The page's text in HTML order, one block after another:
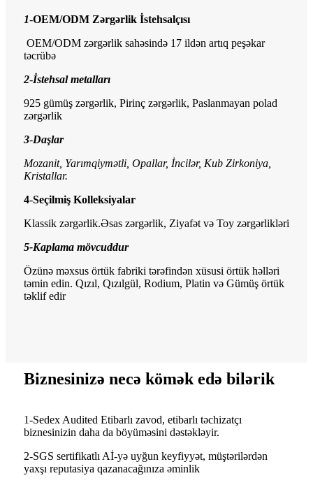
1-OEM/ODM Zərgərlik İstehsalçısı
OEM/ODM zərgərlik sahəsində 17 ildən artıq peşəkar
təcrübə
2-İstehsal metalları
925 gümüş zərgərlik, Pirinç zərgərlik, Paslanmayan polad
zərgərlik
3-Daşlar
Mozanit, Yarımqiymətli, Opallar, İncilər, Kub Zirkoniya,
Kristallar.
4-Seçilmiş Kolleksiyalar
Klassik zərgərlik.Əsas zərgərlik, Ziyafət və Toy zərgərlikləri
5-Kaplama mövcuddur
Özünə məxsus örtük fabriki tərəfindən xüsusi örtük həlləri
təmin edin. Qızıl, Qızılgül, Rodium, Platin və Gümüş örtük
təklif edir
Biznesinizə necə kömək edə bilərik
1-Sedex Audited Etibarlı zavod, etibarlı təchizatçı
biznesinizin daha da böyüməsini dəstəkləyir.
2-SGS sertifikatlı Aİ-yə uyğun keyfiyyət, müştərilərdən
yaxşı reputasiya qazanacağınıza əminlik